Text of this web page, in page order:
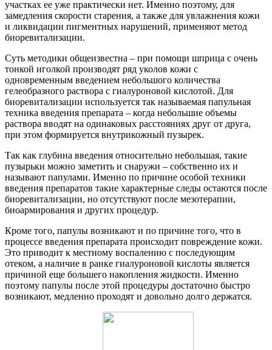
участках ее уже практически нет. Именно поэтому, для
замедления скорости старения, а также для увлажнения кожи
и ликвидации пигментных нарушений, применяют метод
биоревитализации.
Суть методики общеизвестна – при помощи шприца с очень
тонкой иголкой производят ряд уколов кожи с
одновременным введением небольшого количества
гелеобразного раствора с гиалуроновой кислотой. Для
биоревитализации используется так называемая папульная
техника введения препарата – когда небольшие объемы
раствора вводят на одинаковых расстояниях друг от друга,
при этом формируется внутрикожный пузырек.
Так как глубина введения относительно небольшая, такие
пузырьки можно заметить и снаружи – собственно их и
называют папулами. Именно по причине особой техники
введения препаратов такие характерные следы остаются после
биоревитализации, но отсутствуют после мезотерапии,
биоармирования и других процедур.
Кроме того, папулы возникают и по причине того, что в
процессе введения препарата происходит повреждение кожи.
Это приводит к местному воспалению с последующим
отеком, а наличие в ранке гиалуроновой кислоты является
причиной еще большего накопления жидкости. Именно
поэтому папулы после этой процедуры достаточно быстро
возникают, медленно проходят и довольно долго держатся.